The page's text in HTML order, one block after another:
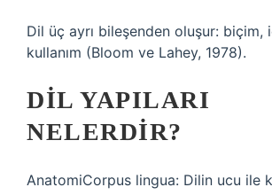
Dil üç ayrı bileşenden oluşur: biçim,
kullanım (Bloom ve Lahey, 1978).
DIL YAPILARI
NELERDIR?
AnatomiCorpus lingua: Dilin ucu ile